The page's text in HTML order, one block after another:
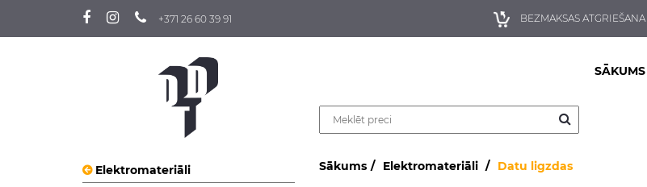
+371 26 60 39 91 BEZMAKSAS ATGRIEŠANA
SĀKUMS
Elektromateriāli Sākums Elektromateriāli Datu ligzdas